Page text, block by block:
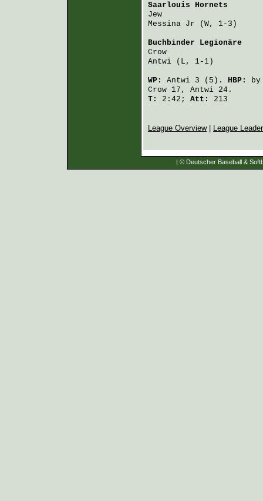
Saarlouis Hornets
Jew
Messina Jr (W, 1-3)
Buchbinder Legionäre
Crow
Antwi (L, 1-1)
WP: Antwi 3 (5). HBP:
Crow 17, Antwi 24.
T:
2:42; Att: 213
League Overview| League
| © Deutscher Baseball &